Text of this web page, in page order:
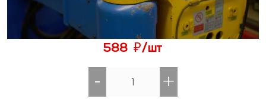
588 ₽/шт
- +